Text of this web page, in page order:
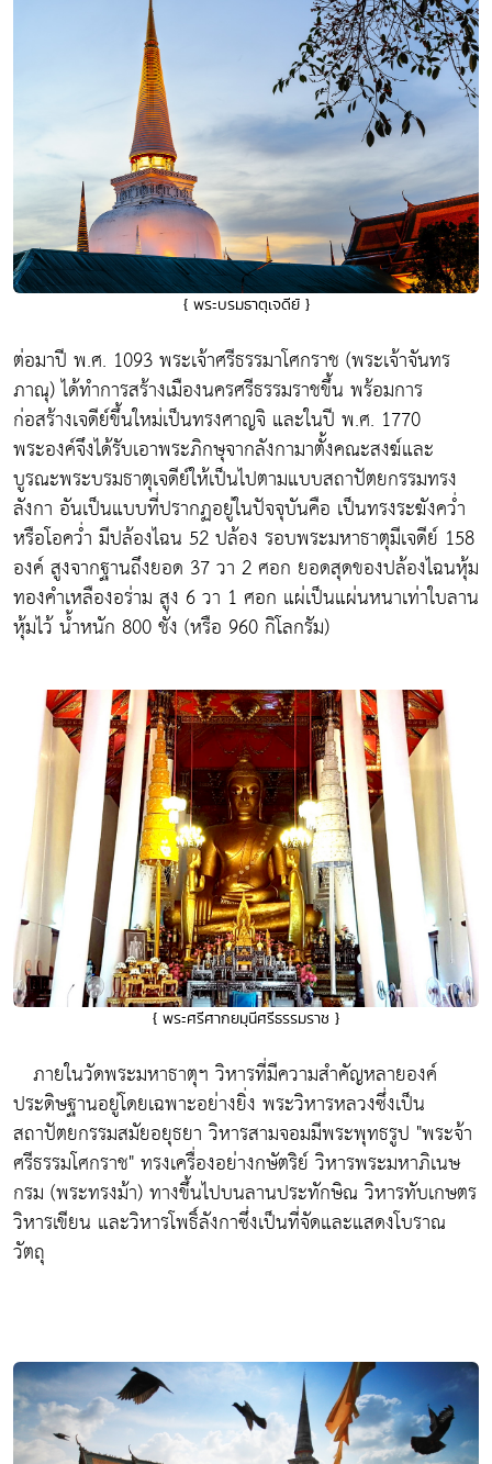
{ พระบรมธาตุเจดีย์ }
ต่อมาปี พ.ศ. 1093 พระเจ้าศรีธรรมาโศกราช (พระเจ้าจันทร
ภาณุ) ได้ทำการสร้างเมืองนครศรีธรรมราชขึ้น พร้อมการ
ก่อสร้างเจดีย์ขึ้นใหม่เป็นทรงศาญจิ และในปี พ.ศ. 1770
พระองค์จึงได้รับเอาพระภิกษุจากลังกามาตั้งคณะสงฆ์และ
บูรณะพระบรมธาตุเจดีย์ให้เป็นไปตามแบบสถาปัตยกรรมทรง
ลังกา อันเป็นแบบที่ปรากฏอยู่ในปัจจุบันคือ เป็นทรงระฆังคว่ำ
หรือโอคว่ำ มีปล้องไฉน 52 ปล้อง รอบพระมหาธาตุมีเจดีย์ 158
องค์ สูงจากฐานถึงยอด 37 วา 2 ศอก ยอดสุดของปล้องไฉนหุ้ม
ทองคำเหลืองอร่าม สูง 6 วา 1 ศอก แผ่เป็นแผ่นหนาเท่าใบลาน
หุ้มไว้ น้ำหนัก 800 ชั่ง (หรือ 960 กิโลกรัม)
{ พระศรีศากยมุนีศรีธรรมราช }
ภายในวัดพระมหาธาตุฯ วิหารที่มีความสำคัญหลายองค์
ประดิษฐานอยู่โดยเฉพาะอย่างยิ่ง พระวิหารหลวงซึ่งเป็น
สถาปัตยกรรมสมัยอยุธยา วิหารสามจอมมีพระพุทธรูป "พระจ้า
ศรีธรรมโศกราช"ทรงเครื่องอย่างกษัตริย์ วิหารพระมหาภิเนษ
กรม (พระทรงม้า) ทางขึ้นไปบนลานประทักษิณ วิหารทับเกษตร
วิหารเขียน และวิหารโพธิ์ลังกาซึ่งเป็นที่จัดและแสดงโบราณ
วัตถุ